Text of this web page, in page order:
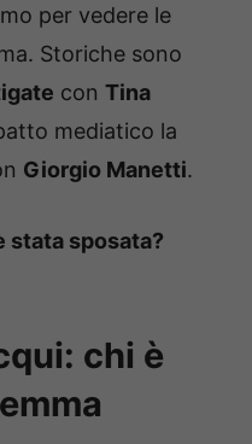
per vedere le
Storiche sono
con Tina
mediatico la
Giorgio Manetti.
stata sposata?
chi è